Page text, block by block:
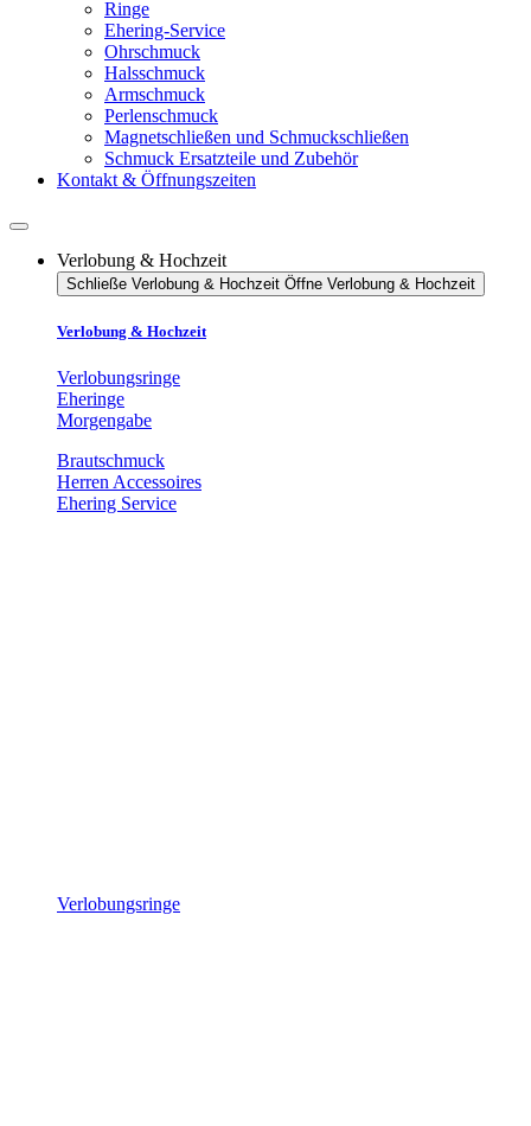
Ringe
Ehering-Service
Ohrschmuck
Halsschmuck
Armschmuck
Perlenschmuck
Magnetschließen und Schmuckschließen
Schmuck Ersatzteile und Zubehör
Kontakt & Öffnungszeiten
Verlobung & Hochzeit
Schließe Verlobung & Hochzeit Öffne Verlobung & Hochzeit
Verlobung & Hochzeit
Verlobungsringe
Eheringe
Morgengabe
Brautschmuck
Herren Accessoires
Ehering Service
Verlobungsringe